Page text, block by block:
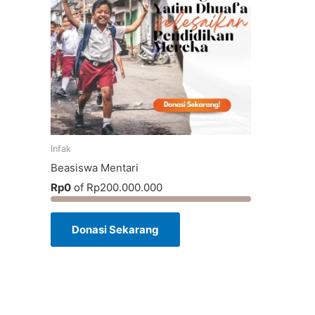
Infak
Beasiswa Mentari
Rp0 of Rp200.000.000
Donasi Sekarang